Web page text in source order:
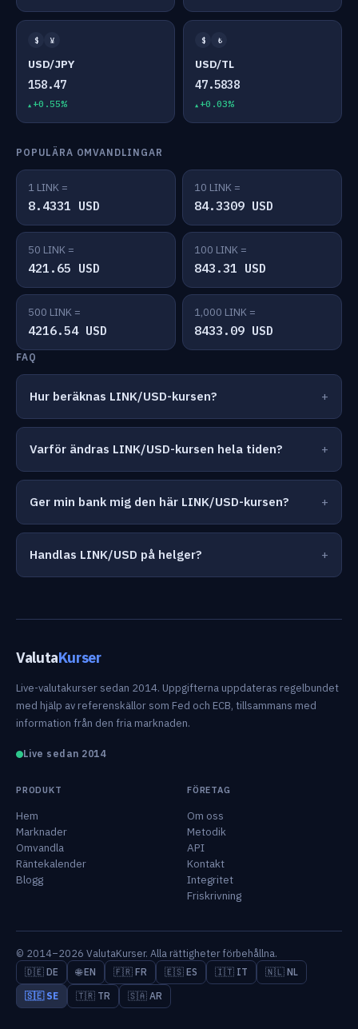
$ ¥
USD/JPY
158.47
+0.55%
$ ₺
USD/TL
47.5838
+0.03%
POPULÄRA OMVANDLINGAR
1 LINK =
8.4331 USD
10 LINK =
84.3309 USD
50 LINK =
421.65 USD
100 LINK =
843.31 USD
500 LINK =
4216.54 USD
1,000 LINK =
8433.09 USD
FAQ
Hur beräknas LINK/USD-kursen?
Varför ändras LINK/USD-kursen hela tiden?
Ger min bank mig den här LINK/USD-kursen?
Handlas LINK/USD på helger?
ValutaKurser
Live-valutakurser sedan 2014. Uppgifterna uppdateras regelbundet
med hjälp av referenskällor som Fed och ECB, tillsammans med
information från den fria marknaden.
Live sedan 2014
PRODUKT
Hem
Marknader
Omvandla
Räntekalender
Blogg
FÖRETAG
Om oss
Metodik
API
Kontakt
Integritet
Friskrivning
© 2014–2026 ValutaKurser. Alla rättigheter förbehållna.
🇩🇪 DE 🌐 EN 🇫🇷 FR 🇪🇸 ES 🇮🇹 IT
🇳🇱 NL
🇸🇪 SE
🇹🇷 TR 🇸🇦 AR